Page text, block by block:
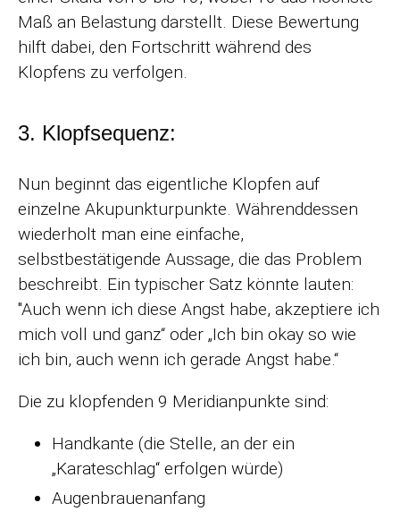
Maß an Belastung darstellt. Diese Bewertung
hilft dabei, den Fortschritt während des
Klopfens zu verfolgen.
3. Klopfsequenz:
Nun beginnt das eigentliche Klopfen auf
einzelne Akupunkturpunkte. Währenddessen
wiederholt man eine einfache,
selbstbestätigende Aussage, die das Problem
beschreibt. Ein typischer Satz könnte lauten:
"Auch wenn ich diese Angst habe, akzeptiere ich
mich voll und ganz“ oder „Ich bin okay so wie
ich bin, auch wenn ich gerade Angst habe.“
Die zu klopfenden 9 Meridianpunkte sind:
Handkante (die Stelle, an der ein
„Karateschlag“ erfolgen würde)
Augenbrauenanfang